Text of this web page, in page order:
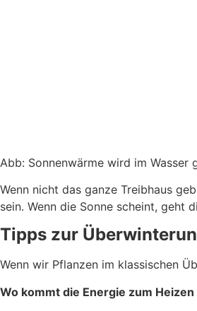
Abb: Sonnenwärme wird im
Wenn nicht das ganze Treibhaus
sein. Wenn die Sonne scheint, geht
Tipps zur
Wenn wir Pflanzen im klassischen
Wo kommt die Energie zum